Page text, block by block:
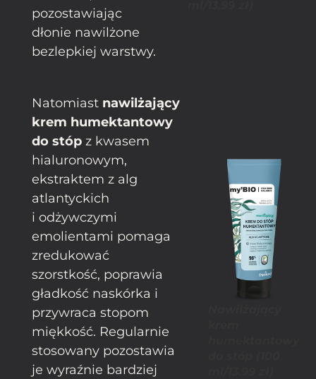
pozostawiając
dłonie nawilżone
bezlepkiej warstwy.
Natomiast nawilżający
krem humektantowy
do stóp z kwasem
hialuronowym,
ekstraktem z alg
atlantyckich
i odżywczymi
emolientami pomaga
zredukować
szorstkość, poprawia
gładkość naskórka i
przywraca stopom
miękkość. Regularnie
stosowany pozostawia
je wyraźnie bardziej